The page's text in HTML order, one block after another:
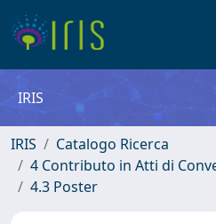
IRIS
IRIS
Catalogo Ricerca
4 Contributo in Atti di
4.3 Poster